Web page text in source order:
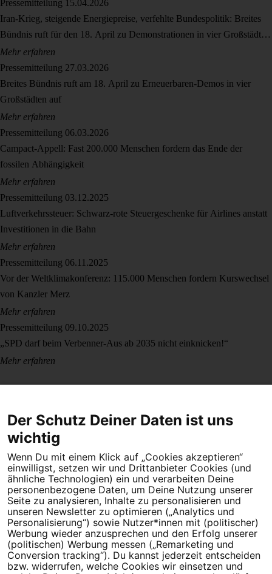
Pressemitteilung 15.04.2026
Iran-Krieg, steigende Energiepreise, verfehlte Bundespolitik: Breites
Bündnis ruft für den 18. April zu Demonstrationen in vier Großstädten
auf
Mehr erfahren
Pressemitteilung 27.03.2026
Breites Bündnis ruft am 18. April zu Erneuerbaren-Demos in vier
Großstädten auf
Mehr erfahren
Pressemitteilung 06.03.2026
Campact-Appell: Fast 200.000 Menschen fordern das Ende der
fossilen Abhängigkeit
Mehr erfahren
Pressemitteilung 03.12.2025
Luftverkehrssteuer: Schwarz-rote Steuergeschenke für Airlines anstatt
Investitionen in die Bahn
Mehr erfahren
Pressemitteilung 06.11.2025
Vor der Weltklimakonferenz: 115.000 Menschen fordern Kurswechsel
von Kanzler Merz
Mehr erfahren
Pressemitteilung 09.10.2025
„SPD darf beim Verbenner-Aus ab 2035 nicht einknicken!“
Mehr erfahren
Dein Engagement macht den Unterschied. Schließe Dich 4,5
Millionen Menschen an.
Newsletter bestellen
Campact e.V.
Der Schutz Deiner Daten ist uns
wichtig
Wenn Du mit einem Klick auf „Cookies akzeptieren“
einwilligst, setzen wir und Drittanbieter Cookies (und
ähnliche Technologien) ein und verarbeiten Deine
personenbezogene Daten, um Deine Nutzung unserer
Seite zu analysieren, Inhalte zu personalisieren und
unseren Newsletter zu optimieren („Analytics und
Personalisierung“) sowie Nutzer*innen mit (politischer)
Werbung wieder anzusprechen und den Erfolg unserer
(politischen) Werbung messen („Remarketing und
Conversion tracking“). Du kannst jederzeit entscheiden
bzw. widerrufen, welche Cookies wir einsetzen und